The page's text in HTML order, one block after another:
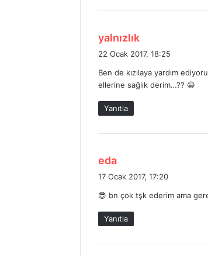
yalnızlık
e
i
k
22 Ocak 2017, 18:25
Ben de kızılaya yardım
ellerine sağlık derim…?? 😀
Yanıtla
eda
i
k
i
17 Ocak 2017, 17:20
😎 bn çok tşk ederim ama
Yanıtla